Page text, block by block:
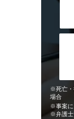
※死亡・
場合
※事案に
※弁護士